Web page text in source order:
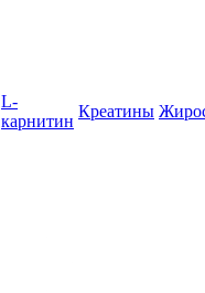
L-
карнитин
Креатины